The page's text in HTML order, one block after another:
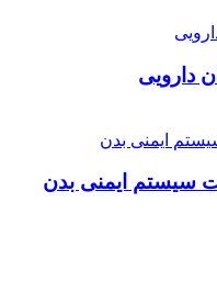
دارویی
سیستم ایمنی بدن